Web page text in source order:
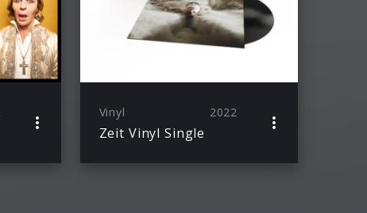
Vinyl 2022
Zeit Vinyl Single